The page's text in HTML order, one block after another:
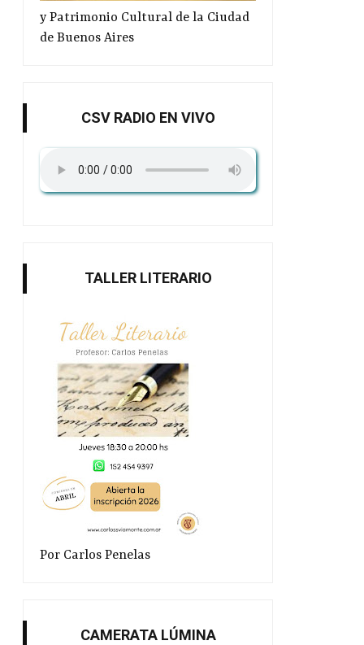
y Patrimonio Cultural de la Ciudad
de Buenos Aires
CSV RADIO EN VIVO
TALLER LITERARIO
Por Carlos Penelas
CAMERATA LÚMINA